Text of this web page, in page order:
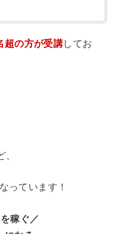
超の方が受講してお
、
っています！
稼ぐ／